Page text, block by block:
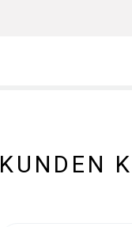
KUNDEN